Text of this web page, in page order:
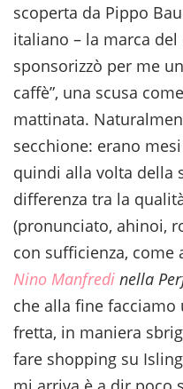
scoperta da Pippo
italiano – la marca
sponsorizzò per me
caffè”, una scusa
mattinata.
secchione: erano
quindi alla volta della
differenza tra la
(pronunciato, ahinoi,
con sufficienza, come
Nino Manfredi nella
che alla fine
fretta, in maniera
fare shopping su